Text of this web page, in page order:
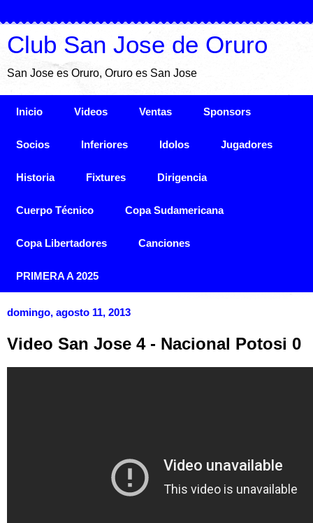
Club San Jose de Oruro
San Jose es Oruro, Oruro es San Jose
Inicio Videos Ventas Sponsors
Socios Inferiores Idolos Jugadores
Historia Fixtures Dirigencia
Cuerpo Técnico Copa Sudamericana
Copa Libertadores Canciones
PRIMERA A 2025
domingo, agosto 11, 2013
Video San Jose 4 - Nacional Potosi 0